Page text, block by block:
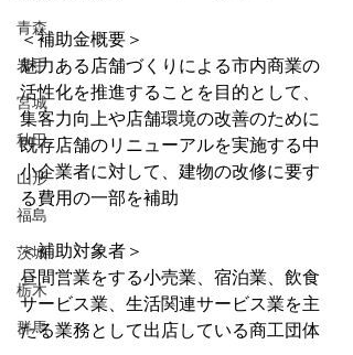
青森
岩手
宮城
秋田
山形
福島
茨城
栃木
群馬
＜補助金概要＞
魅力ある店舗づくりによる市内商業の
活性化を推進することを目的として、
集客力向上や店舗環境の改善のために
既存店舗のリニューアルを実施する中
小企業者に対して、建物の改修に要す
る費用の一部を補助
＜補助対象者＞
昼間営業をする小売業、宿泊業、飲食
サービス業、生活関連サービス業を主
たる業務として出店している商工団体